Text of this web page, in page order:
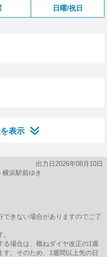
日曜/祝日
表示
出力日2026年08月10日
浜駅前ゆき
きない場合がありますのでご了
場合は、概ねダイヤ改正の1週
。そのため、1週間以上先の日